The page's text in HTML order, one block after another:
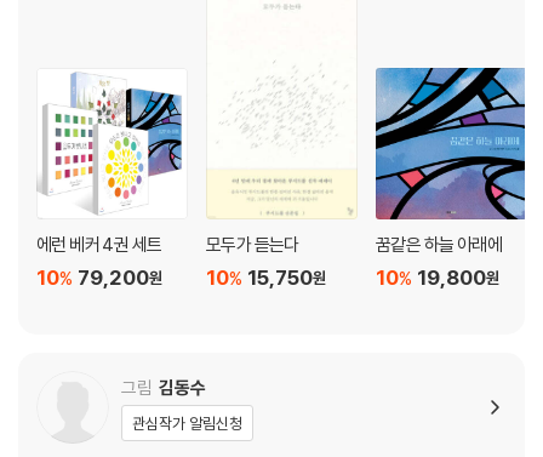
에런 베커 4권 세트
79,200원
10%
모두가 듣는다
15,750원
10%
꿈같은 하늘 아래에
19,800원
10%
그림 김동수
관심작가 알림신청